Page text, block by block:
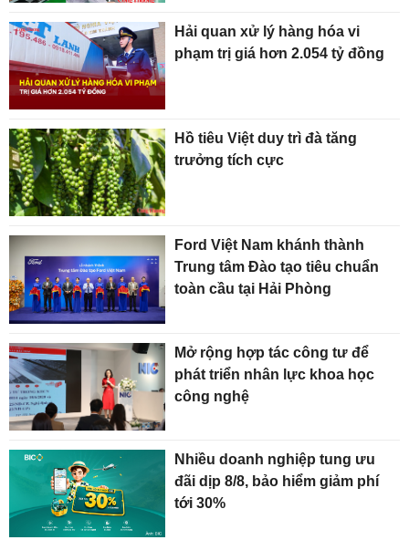
Hải quan xử lý hàng hóa vi
phạm trị giá hơn 2.054 tỷ đồng
Hồ tiêu Việt duy trì đà tăng
trưởng tích cực
Ford Việt Nam khánh thành
Trung tâm Đào tạo tiêu chuẩn
toàn cầu tại Hải Phòng
Mở rộng hợp tác công tư để
phát triển nhân lực khoa học
công nghệ
Nhiều doanh nghiệp tung ưu
đãi dịp 8/8, bảo hiểm giảm phí
tới 30%